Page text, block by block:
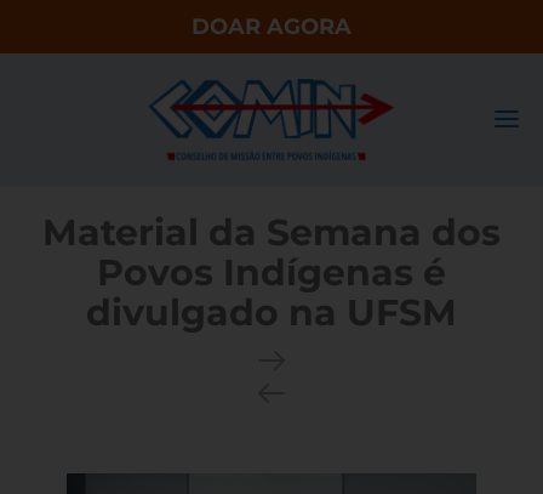
DOAR AGORA
Material da Semana dos
Povos Indígenas é
divulgado na UFSM